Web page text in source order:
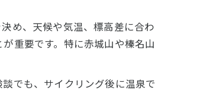
め、天候や気温、標高差に合わ
重要です。特に赤城山や榛名山
でも、サイクリング後に温泉で